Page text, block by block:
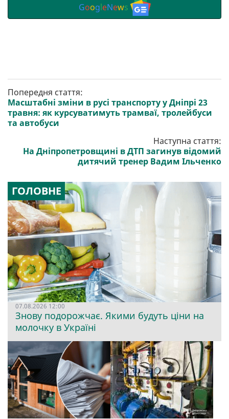
GoogleNews
Попередня стаття:
Масштабні зміни в русі транспорту у Дніпрі 23
травня: як курсуватимуть трамваї, тролейбуси
та автобуси
Наступна стаття:
На Дніпропетровщині в ДТП загинув відомий
дитячий тренер Вадим Ільченко
ГОЛОВНЕ
07.08.2026 12:00
Знову подорожчає. Якими будуть ціни на
молочку в Україні